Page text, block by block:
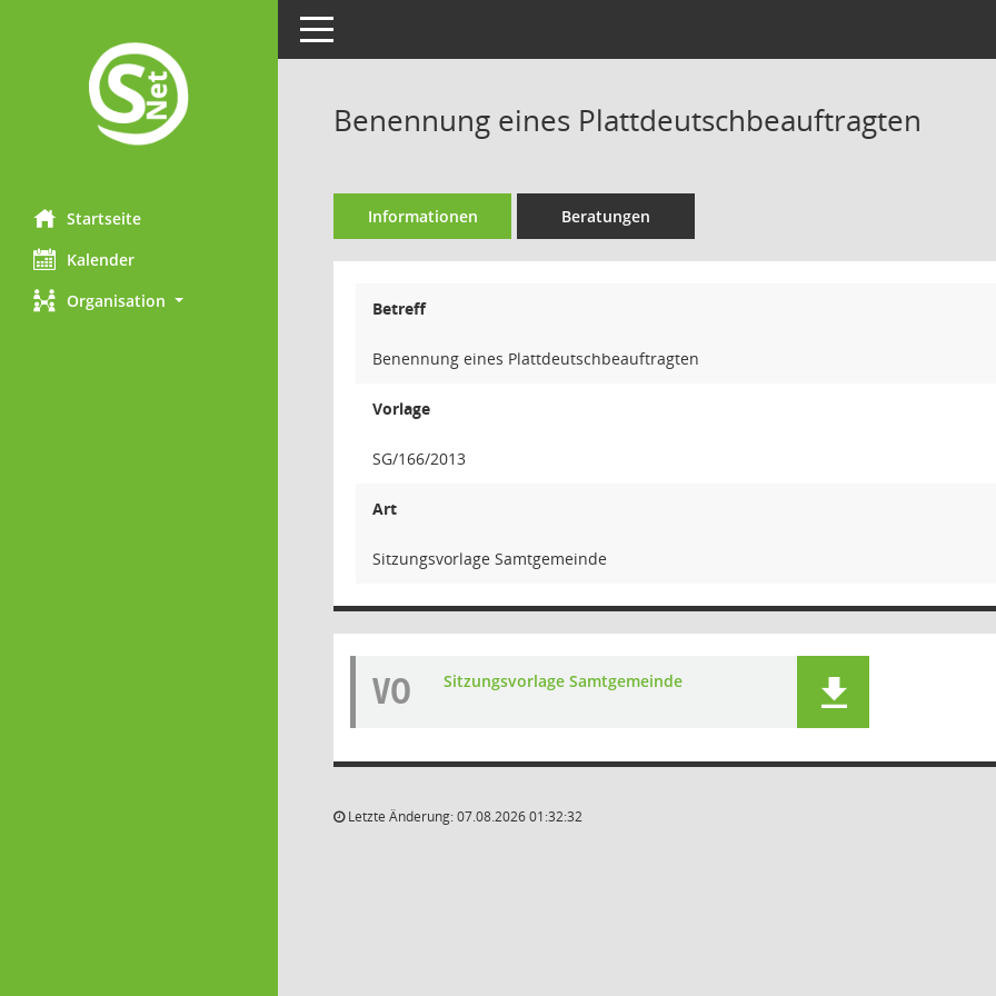
Startseite
Kalender
Organisation
Toggle navigation
Benennung eines Plattdeutschbeauftragten
Informationen Beratungen
Betreff
Benennung eines Plattdeutschbeauftragten
Vorlage
SG/166/2013
Art
Sitzungsvorlage Samtgemeinde
VO Sitzungsvorlage Samtgemeinde
Letzte Änderung: 07.08.2026 01:32:32